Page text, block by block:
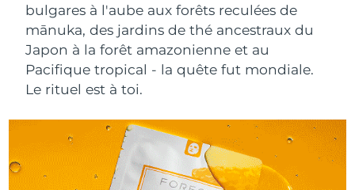
bulgares à l'aube aux forêts reculées de
mānuka, des jardins de thé ancestraux du
Japon à la forêt amazonienne et au
Pacifique tropical - la quête fut mondiale.
Le rituel est à toi.
LUNA™ 4 Plus
Massage, LED heating
LUNA™ 4 Men
For men, anti-aging massage
BEAR™ 2 go
Microcurrent toning on-the-go
BEAR™ 2 eyes & lips
Microcurrent line smoothing device
Hydratation
UFO™ 3 coffret
Deep facial hydration
UFO™ 3 LED
Near-infrared and red light therapy
device
Soin bucco-dentaire
issa™ 4
Hybrid silicone sonic toothbrush
issa™ 4 plus
Smart hybrid silicone sonic toothbrush
FAQ™ TRAITEMENT ANTI-ÂGE
Anti-âge Traitements LED
Bosnie-Herzégovine Livraison estimée8/14/26
Brunei Livraison estimée
Bulgarie
Canada Livraison estimée8/15/26
Chili Livraison estimée 8/15/26